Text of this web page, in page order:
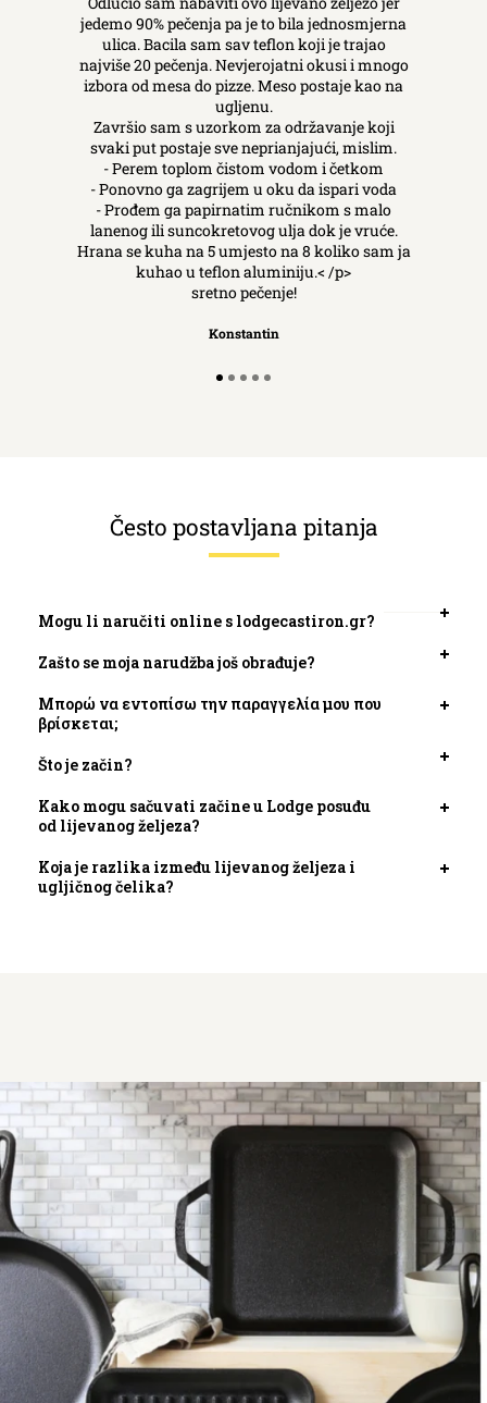
jedemo 90% pečenja pa je to bila jednosmjerna
ulica. Bacila sam sav teflon koji je trajao
najviše 20 pečenja. Nevjerojatni okusi i mnogo
izbora od mesa do pizze. Meso postaje kao na
ugljenu.
Završio sam s uzorkom za održavanje koji
svaki put postaje sve neprianjajući, mislim.
- Perem toplom čistom vodom i četkom
- Ponovno ga zagrijem u oku da ispari voda
- Prođem ga papirnatim ručnikom s malo
lanenog ili suncokretovog ulja dok je vruće.
Hrana se kuha na 5 umjesto na 8 koliko sam ja
kuhao u teflon aluminiju.< /p>
sretno pečenje!
Konstantin
Često postavljana pitanja
Mogu li naručiti online s lodgecastiron.gr?
karticu
Zašto se moja narudžba još obrađuje?
karticu
Μπορώ να εντοπίσω την παραγγελία μου που
βρίσκεται;
karticu
Što je začin?
karticu
Kako mogu sačuvati začine u Lodge posuđu
od lijevanog željeza?
Koja je razlika između lijevanog željeza i
ugljičnog čelika?